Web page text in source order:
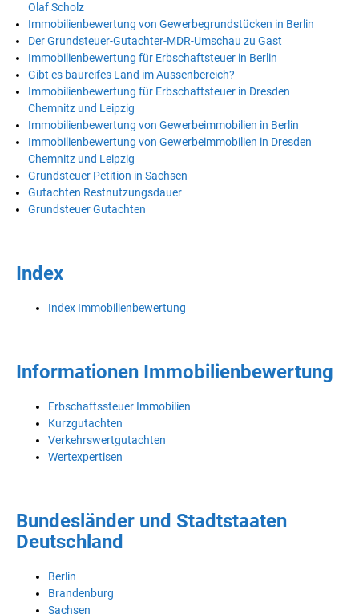
Olaf Scholz
Immobilienbewertung von Gewerbegrundstücken in Berlin
Der Grundsteuer-Gutachter-MDR-Umschau zu Gast
Immobilienbewertung für Erbschaftsteuer in Berlin
Gibt es baureifes Land im Aussenbereich?
Immobilienbewertung für Erbschaftsteuer in Dresden
Chemnitz und Leipzig
Immobilienbewertung von Gewerbeimmobilien in Berlin
Immobilienbewertung von Gewerbeimmobilien in Dresden
Chemnitz und Leipzig
Grundsteuer Petition in Sachsen
Gutachten Restnutzungsdauer
Grundsteuer Gutachten
Index
Index Immobilienbewertung
Informationen Immobilienbewertung
Erbschaftssteuer Immobilien
Kurzgutachten
Verkehrswertgutachten
Wertexpertisen
Bundesländer und Stadtstaaten
Deutschland
Berlin
Brandenburg
Sachsen